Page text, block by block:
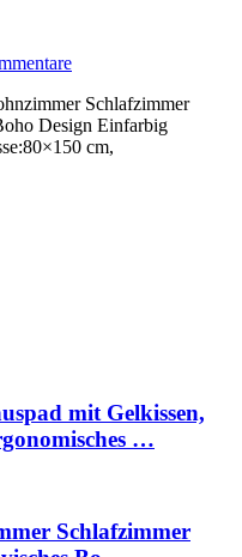
Schlafzimmer
Design Einfarbig
cm,
mit Gelkissen,
…
Schlafzimmer